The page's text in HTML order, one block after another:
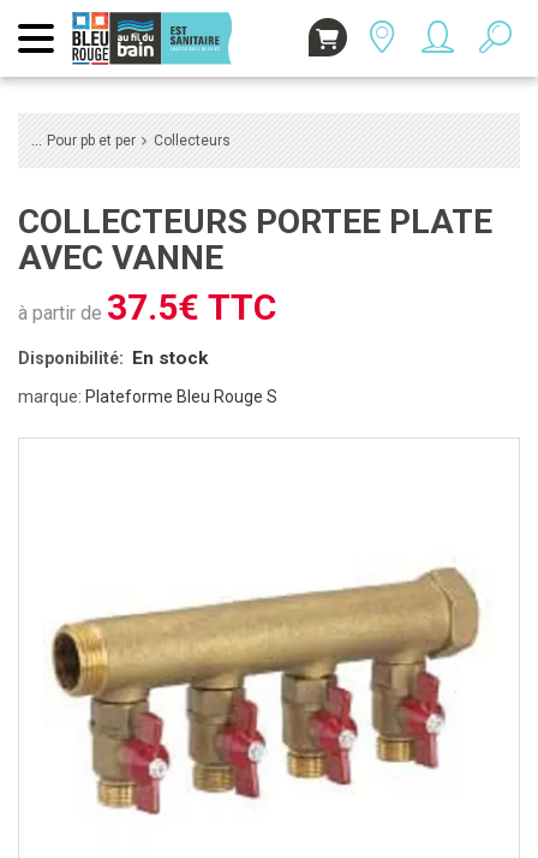
Pour pb et per Collecteurs
COLLECTEURS PORTEE PLATE
AVEC VANNE
à partir de 37.5€ TTC
Disponibilité: En stock
marque: Plateforme Bleu Rouge S